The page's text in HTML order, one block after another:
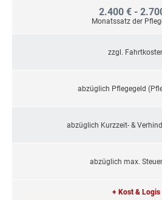
2.400 € -
Monatssatz der
zzgl.
abzüglich Pflegegeld
abzüglich Kurzzeit- &
abzüglich max.
+ Kost & Logis